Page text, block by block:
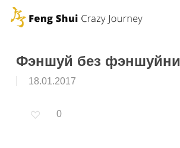
Skip
contentФэншуй без фэншуйни
18.01.2017
0